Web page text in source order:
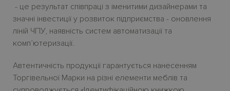
- це результат співпраці з іменитими дизайнерами та
значні інвестиції у розвиток підприємства - оновлення
ліній ЧПУ, наявність систем автоматизації та
комп’ютеризації.
Автентичність продукції гарантується нанесенням
Торгівельної Марки на різні елементи меблів та